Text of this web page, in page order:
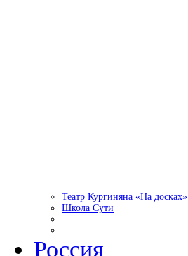
Театр Кургиняна «На досках»
Школа Сути
Россия